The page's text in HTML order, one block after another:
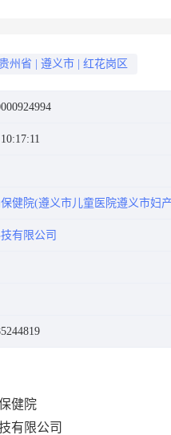
州省 遵义市 红花岗区
健院(遵义市儿童医院遵义市妇
有限公司
健院
有限公司